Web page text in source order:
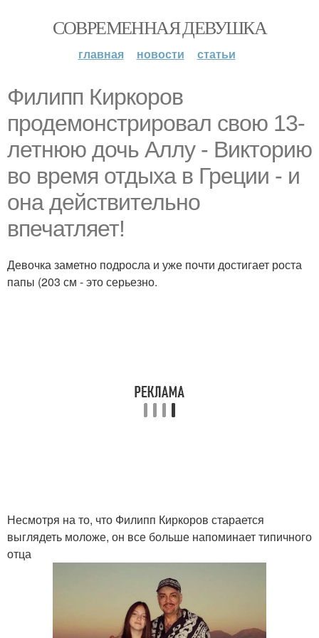
СОВРЕМЕННАЯ ДЕВУШКА
главная новости статьи
Филипп Киркоров
продемонстрировал свою 13-
летнюю дочь Аллу - Викторию
во время отдыха в Греции - и
она действительно
впечатляет!
Девочка заметно подросла и уже почти достигает роста
папы (203 см - это серьезно.
Несмотря на то, что Филипп Киркоров старается
выглядеть моложе, он все больше напоминает типичного
отца